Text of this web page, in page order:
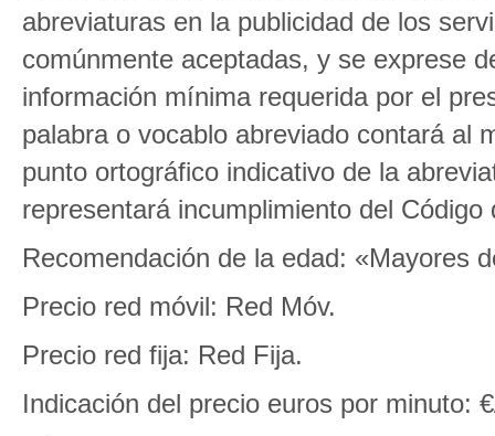
abreviaturas en la publicidad de los
comúnmente aceptadas, y se exprese
información mínima requerida por el
palabra o vocablo abreviado contará al
punto ortográfico indicativo de la
representará incumplimiento del Código
Recomendación de la edad: «Mayores
Precio red móvil: Red Móv.
Precio red fija: Red Fija.
Indicación del precio euros por minuto: